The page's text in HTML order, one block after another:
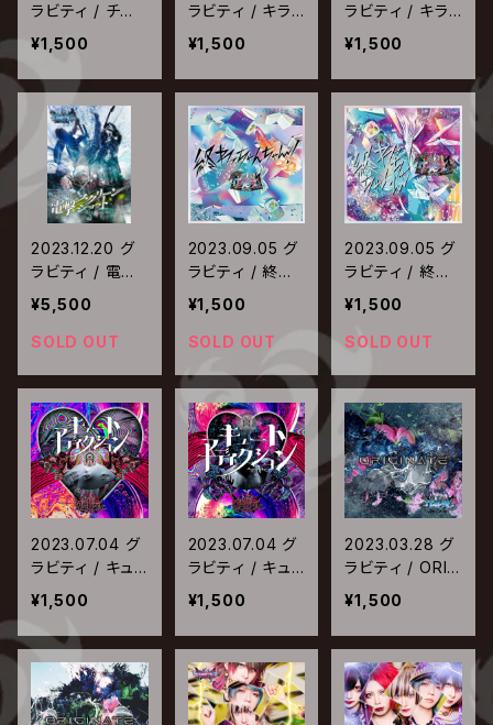
ラビティ / チケ
発大闘争!!【Typ
e-B】
¥1,500
ラビティ / キラ
キライフ | 推幸
せに【キラキライ
フ盤】
¥1,500
ラビティ / キラ
キライフ | 推幸
せに【推幸せに
盤】
¥1,500
2023.12.20 グ
ラビティ / 電撃
スクリーンショッ
ト 2023.04.03
Zepp DiverCit
¥5,500
SOLD OUT
2023.09.05 グ
ラビティ / 終わ
っちゃんちゃん！
【Type-B】
¥1,500
SOLD OUT
2023.09.05 グ
ラビティ / 終わ
っちゃんちゃん！
【Type-A】
¥1,500
SOLD OUT
2023.07.04 グ
ラビティ / キュ
ートアディクショ
ン【TYPE-B】
¥1,500
2023.07.04 グ
ラビティ / キュ
ートアディクショ
ン【TYPE-A】
¥1,500
2023.03.28 グ
ラビティ / ORIG
INATE【Type-
A】
¥1,500